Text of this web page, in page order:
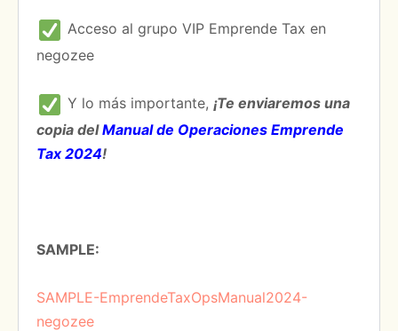
Acceso al grupo VIP Emprende Tax en
negozee
Y lo más importante, ¡Te enviaremos una
copia delManual de Operaciones Emprende
Tax 2024!
SAMPLE:
SAMPLE-EmprendeTaxOpsManual2024-
negozee